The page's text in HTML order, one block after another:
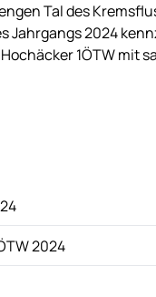
Tal des
Jahrgangs 2024
1ÖTW
2024